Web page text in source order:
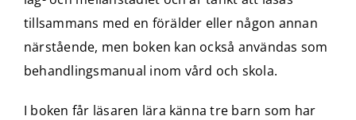
tillsammans med en förälder eller någon annan
närstående, men boken kan också användas som
behandlingsmanual inom vård och skola.
I boken får läsaren lära känna tre barn som har